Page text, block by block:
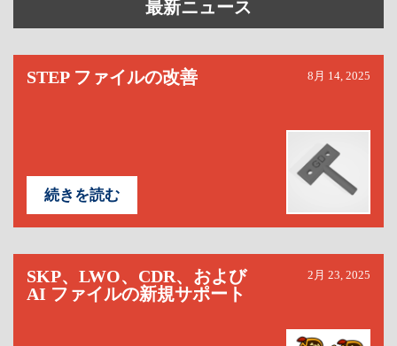
最新ニュース
STEP ファイルの改善 8月 14, 2025
続きを読む
SKP、LWO、CDR、および
AI ファイルの新規サポート
2月 23, 2025